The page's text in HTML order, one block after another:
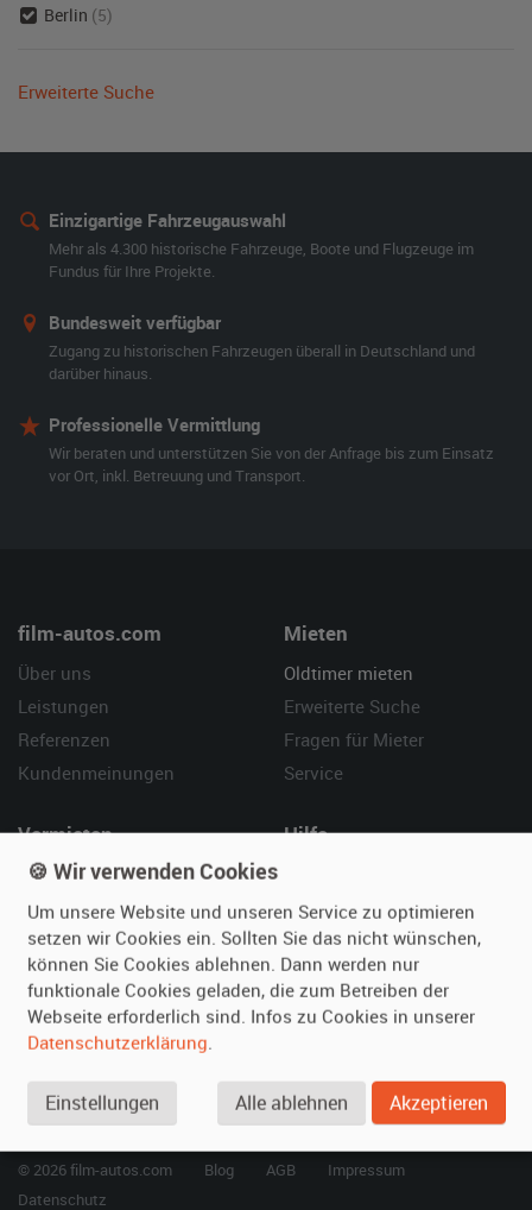
Berlin (5)
Erweiterte Suche
Einzigartige Fahrzeugauswahl
Mehr als 4.300 historische Fahrzeuge, Boote und Flugzeuge im
Fundus für Ihre Projekte.
Bundesweit verfügbar
Zugang zu historischen Fahrzeugen überall in Deutschland und
darüber hinaus.
Professionelle Vermittlung
Wir beraten und unterstützen Sie von der Anfrage bis zum Einsatz
vor Ort, inkl. Betreuung und Transport.
film-autos.com
Über uns
Leistungen
Referenzen
Kundenmeinungen
Mieten
Oldtimer mieten
Erweiterte Suche
Fragen für Mieter
Service
Vermieten
Oldtimer anmelden
Fotos senden
Fragen für Vermieter
Inserat verwalten
Hilfe
So funktioniert's
Kontakt
SPECIAL
unsere Top 10 ...
© 2026 film-autos.com Blog AGB
Impressum
Datenschutz
🍪 Wir verwenden Cookies
Um unsere Website und unseren Service zu optimieren
setzen wir Cookies ein. Sollten Sie das nicht wünschen,
können Sie Cookies ablehnen. Dann werden nur
funktionale Cookies geladen, die zum Betreiben der
Webseite erforderlich sind. Infos zu Cookies in unserer
Datenschutzerklärung.
Einstellungen Alle ablehnen Akzeptieren